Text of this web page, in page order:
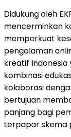
Didukung oleh
mencerminkan
memperkuat
pengalaman
kreatif Indonesia
kombinasi
kolaborasi
bertujuan
panjang bagi
terpapar skema